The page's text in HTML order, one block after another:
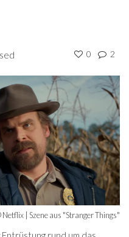
0 2
| Szene aus "Stranger Things"